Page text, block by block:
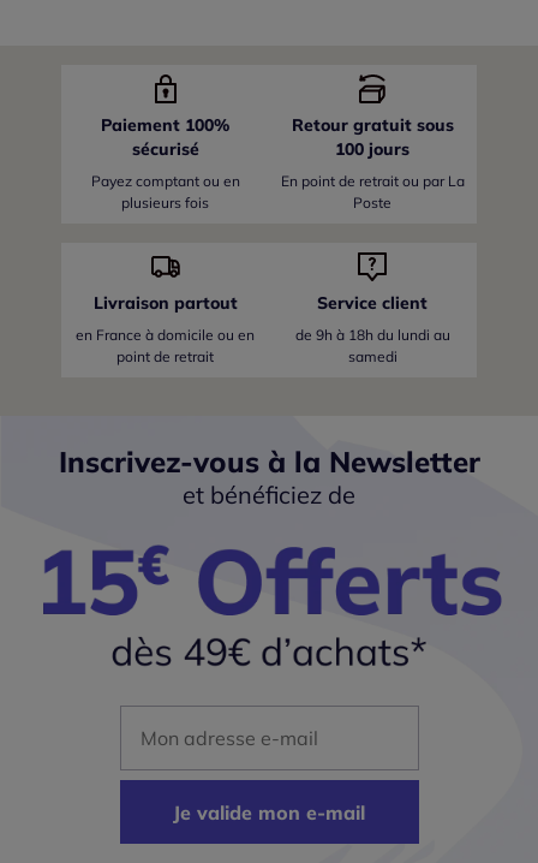
Paiement 100%
sécurisé
Payez comptant ou en
plusieurs fois
Retour gratuit sous
100 jours
En point de retrait ou par La
Poste
Livraison partout
en France à domicile ou en
point de retrait
Service client
de 9h à 18h du lundi au
samedi
Inscrivez-vous à la Newsletter
et bénéficiez de
Je valide mon e-mail